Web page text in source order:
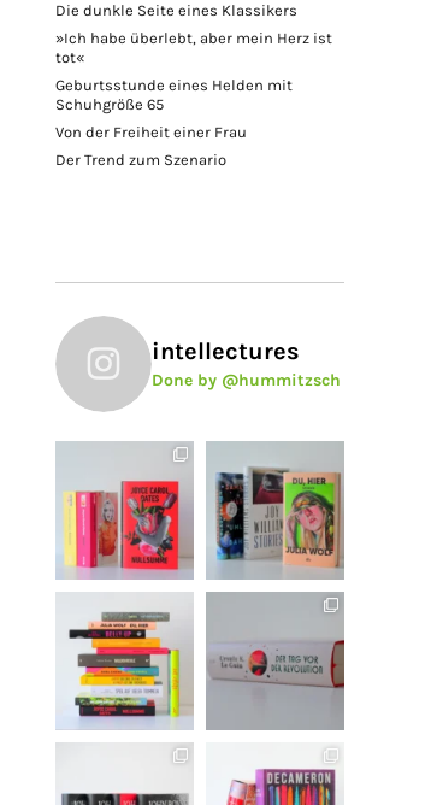
Die dunkle Seite eines Klassikers
»Ich habe überlebt, aber mein Herz ist
tot«
Geburtsstunde eines Helden mit
Schuhgröße 65
Von der Freiheit einer Frau
Der Trend zum Szenario
intellectures
Done by @hummitzsch